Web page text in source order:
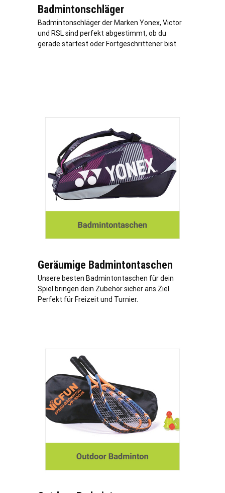
Badmintonschläger
Badmintonschläger der Marken Yonex, Victor
und RSL sind perfekt abgestimmt, ob du
gerade startest oder Fortgeschrittener bist.
Geräumige Badmintontaschen
Unsere besten Badmintontaschen für dein
Spiel bringen dein Zubehör sicher ans Ziel.
Perfekt für Freizeit und Turnier.